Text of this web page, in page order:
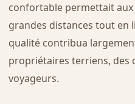
confortable permettait
grandes distances tout en
qualité contribua
propriétaires terriens, des
voyageurs.